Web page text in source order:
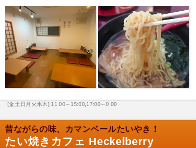
[金土日月火水木] 11:00～15:00,17:00～0:00
昔ながらの味、カマンベールたいやき！
たい焼きカフェ Heckelberry